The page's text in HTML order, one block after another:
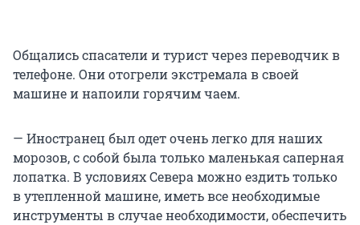
Общались спасатели и турист через переводчик в
телефоне. Они отогрели экстремала в своей
машине и напоили горячим чаем.
— Иностранец был одет очень легко для наших
морозов, с собой была только маленькая саперная
лопатка. В условиях Севера можно ездить только
в утепленной машине, иметь все необходимые
инструменты в случае необходимости, обеспечить